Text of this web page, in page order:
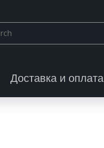
Доставка и оплата